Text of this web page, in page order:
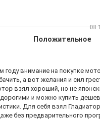
Положительное
году внимание на покупке
а вот желания и сил
взял хороший, но не
и можно купить
Для себя взял
без предварительного